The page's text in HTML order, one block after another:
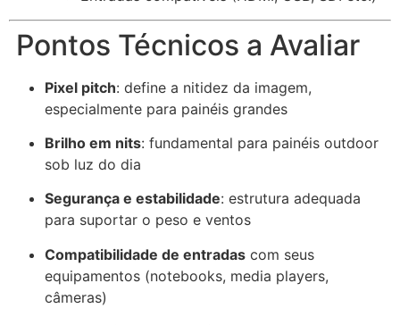
Pontos Técnicos a Avaliar
Pixel pitch: define a nitidez da imagem,
especialmente para painéis grandes
Brilho em nits: fundamental para painéis outdoor
sob luz do dia
Segurança e estabilidade: estrutura adequada
para suportar o peso e ventos
Compatibilidade de entradas com seus
equipamentos (notebooks, media players,
câmeras)